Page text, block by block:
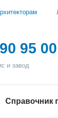
95 00
и завод
Справочник